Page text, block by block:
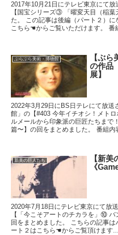
2017年10月21日にテレビ東京にて
【国宝シリーズ③ 「曜変天目（稲
た。 この記事は後編（パート２）
こちら☚からご覧いただけます。 番
ぶらぶら美術・博物館
【ぶ
の作品
展】
2022年3月29日にBS日テレにて放送
館」の【#403 今年イチオシ！メト
ルメールから印象派の巨匠たちまで
篇〜】の回をまとめました。 番組内
新美の巨人たち
【新
《
2020年7月18日にテレビ東京にて放
【「今こそアートのチカラを」⑩
回をまとめました。 こちらの記事
ート２はこちら☚からご覧頂けます...